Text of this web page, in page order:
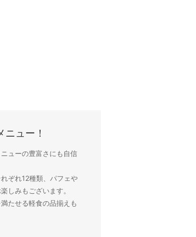
ュー！
ューの豊富さにも自信
ぞれ12種類、パフェや
しみもございます。
たせる軽食の品揃えも